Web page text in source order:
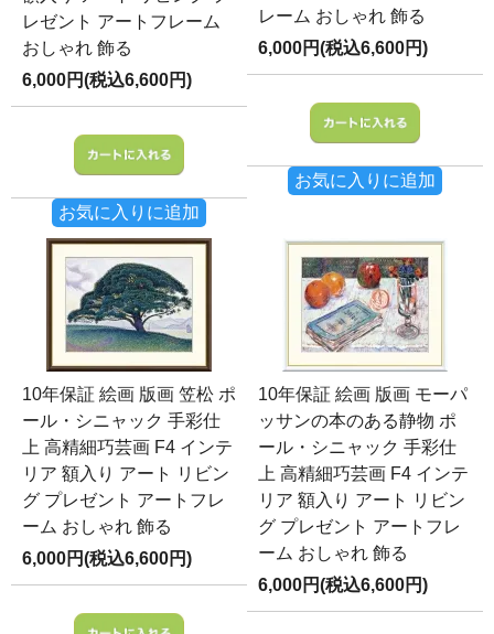
レゼント アートフレーム
おしゃれ 飾る
6,000円(税込6,600円)
お気に入りに追加
レーム おしゃれ 飾る
6,000円(税込6,600円)
お気に入りに追加
10年保証 絵画 版画 笠松 ポ
ール・シニャック 手彩仕
上 高精細巧芸画 F4 インテ
リア 額入り アート リビン
グ プレゼント アートフレ
ーム おしゃれ 飾る
6,000円(税込6,600円)
10年保証 絵画 版画 モーパ
ッサンの本のある静物 ポ
ール・シニャック 手彩仕
上 高精細巧芸画 F4 インテ
リア 額入り アート リビン
グ プレゼント アートフレ
ーム おしゃれ 飾る
6,000円(税込6,600円)